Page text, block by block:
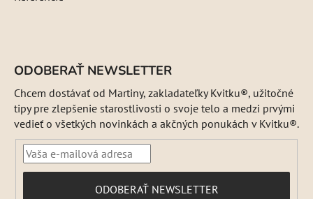
ODOBERAŤ NEWSLETTER
Chcem dostávať od Martiny, zakladateľky Kvitku®, užitočné
tipy pre zlepšenie starostlivosti o svoje telo a medzi prvými
vedieť o všetkých novinkách a akčných ponukách v Kvitku®.
PRIHLÁSIŤ
ODOBERAŤ NEWSLETTER